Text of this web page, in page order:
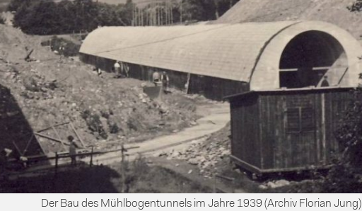
Der Bau des Mühlbogentunnels im Jahre 1939 (Archiv Florian Jung)